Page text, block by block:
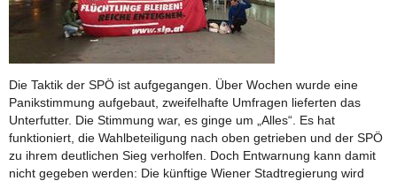
Die Taktik der SPÖ ist aufgegangen. Über Wochen wurde eine
Panikstimmung aufgebaut, zweifelhafte Umfragen lieferten das
Unterfutter. Die Stimmung war, es ginge um „Alles“. Es hat
funktioniert, die Wahlbeteiligung nach oben getrieben und der SPÖ
zu ihrem deutlichen Sieg verholfen. Doch Entwarnung kann damit
nicht gegeben werden: Die künftige Wiener Stadtregierung wird